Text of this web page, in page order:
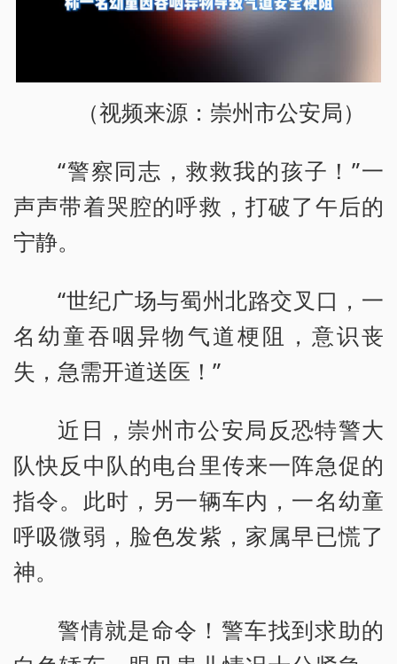
（视频来源：崇州市公安局）
“警察同志，救救我的孩子！”一
声声带着哭腔的呼救，打破了午后的
宁静。
“世纪广场与蜀州北路交叉口，一
名幼童吞咽异物气道梗阻，意识丧
失，急需开道送医！”
近日，崇州市公安局反恐特警大
队快反中队的电台里传来一阵急促的
指令。此时，另一辆车内，一名幼童
呼吸微弱，脸色发紫，家属早已慌了
神。
警情就是命令！警车找到求助的